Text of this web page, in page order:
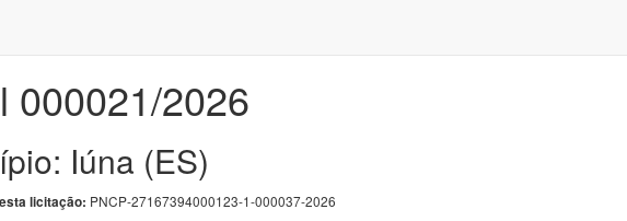
000021/2026
Iúna (ES)
licitação: PNCP-27167394000123-1-000037-2026